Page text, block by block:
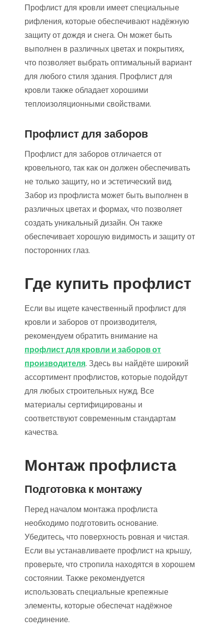
Профлист для кровли имеет специальные
рифления, которые обеспечивают надёжную
защиту от дождя и снега. Он может быть
выполнен в различных цветах и покрытиях,
что позволяет выбрать оптимальный вариант
для любого стиля здания. Профлист для
кровли также обладает хорошими
теплоизоляционными свойствами.
Профлист для заборов
Профлист для заборов отличается от
кровельного, так как он должен обеспечивать
не только защиту, но и эстетический вид.
Забор из профлиста может быть выполнен в
различных цветах и формах, что позволяет
создать уникальный дизайн. Он также
обеспечивает хорошую видимость и защиту от
посторонних глаз.
Где купить профлист
Если вы ищете качественный профлист для
кровли и заборов от производителя,
рекомендуем обратить внимание на
профлист для кровли и заборов от
производителя. Здесь вы найдёте широкий
ассортимент профлистов, которые подойдут
для любых строительных нужд. Все
материалы сертифицированы и
соответствуют современным стандартам
качества.
Монтаж профлиста
Подготовка к монтажу
Перед началом монтажа профлиста
необходимо подготовить основание.
Убедитесь, что поверхность ровная и чистая.
Если вы устанавливаете профлист на крышу,
проверьте, что стропила находятся в хорошем
состоянии. Также рекомендуется
использовать специальные крепежные
элементы, которые обеспечат надёжное
соединение.